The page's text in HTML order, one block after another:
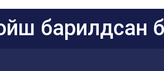
барилдсан